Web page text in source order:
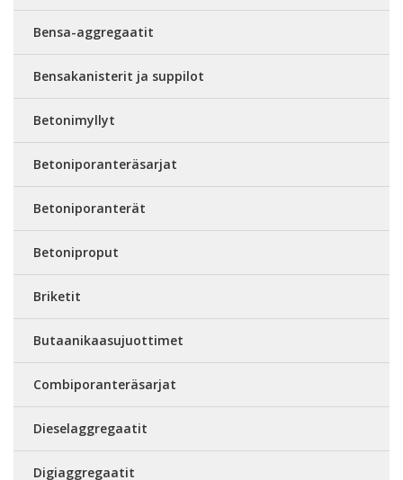
Bensa-aggregaatit
Bensakanisterit ja suppilot
Betonimyllyt
Betoniporanteräsarjat
Betoniporanterät
Betoniproput
Briketit
Butaanikaasujuottimet
Combiporanteräsarjat
Dieselaggregaatit
Digiaggregaatit